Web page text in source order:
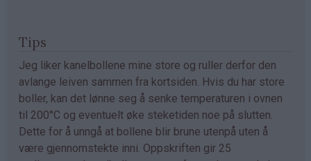
Tips
Jeg liker kanelbollene mine store og ruller derfor den
avlange leiven sammen fra kortsiden. Hvis du har store
boller, kan det lønne seg å senke temperaturen i ovnen
til 200°C og eventuelt øke steketiden noe på slutten.
Dette for å unngå at bollene blir brune utenpå uten å
være gjennomstekte inni. Oppskriften gir 25